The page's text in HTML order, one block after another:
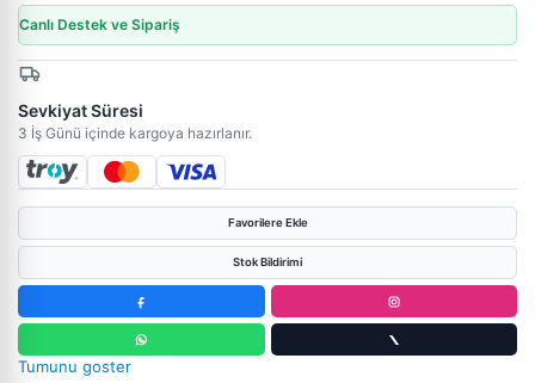
Canlı Destek ve Sipariş
Sevkiyat Süresi
3 İş Günü içinde kargoya hazırlanır.
Favorilere Ekle
Stok Bildirimi
Tumunu goster